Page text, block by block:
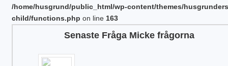
/home/husgrund/public_html/wp-content/themes/
child/functions.php on line 163
Senaste Fråga Micke frågorna